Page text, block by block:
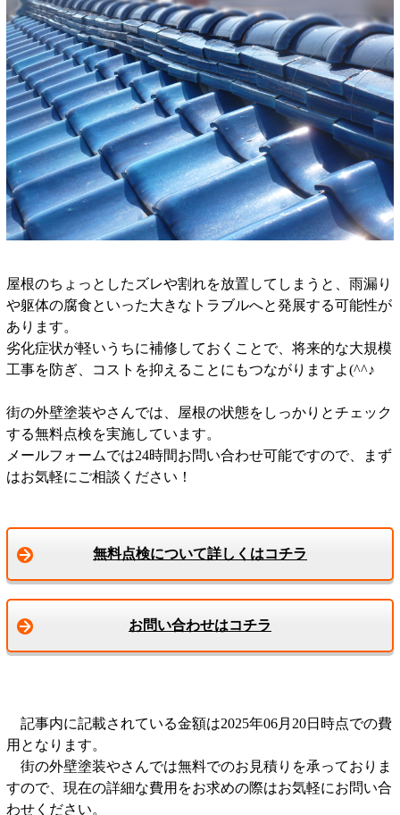
屋根のちょっとしたズレや割れを放置してしまうと、雨漏り
や躯体の腐食といった大きなトラブルへと発展する可能性が
あります。
劣化症状が軽いうちに補修しておくことで、将来的な大規模
工事を防ぎ、コストを抑えることにもつながりますよ(^^♪
街の外壁塗装やさんでは、屋根の状態をしっかりとチェック
する無料点検を実施しています。
メールフォームでは24時間お問い合わせ可能ですので、まず
はお気軽にご相談ください！
無料点検について詳しくはコチラ
お問い合わせはコチラ
記事内に記載されている金額は2025年06月20日時点での費
用となります。
街の外壁塗装やさんでは無料でのお見積りを承っておりま
すので、現在の詳細な費用をお求めの際はお気軽にお問い合
わせください。